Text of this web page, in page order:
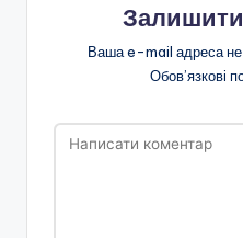
з
кі
Залишити
Ваша e-mail адреса
Обов’язкові